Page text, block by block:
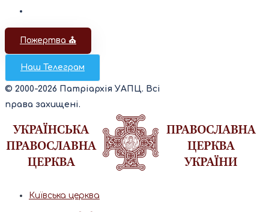
Пожертва ⛪️
Наш Телеграм
© 2000-2026 Патріархія УАПЦ. Всі
права захищені.
Київська церква